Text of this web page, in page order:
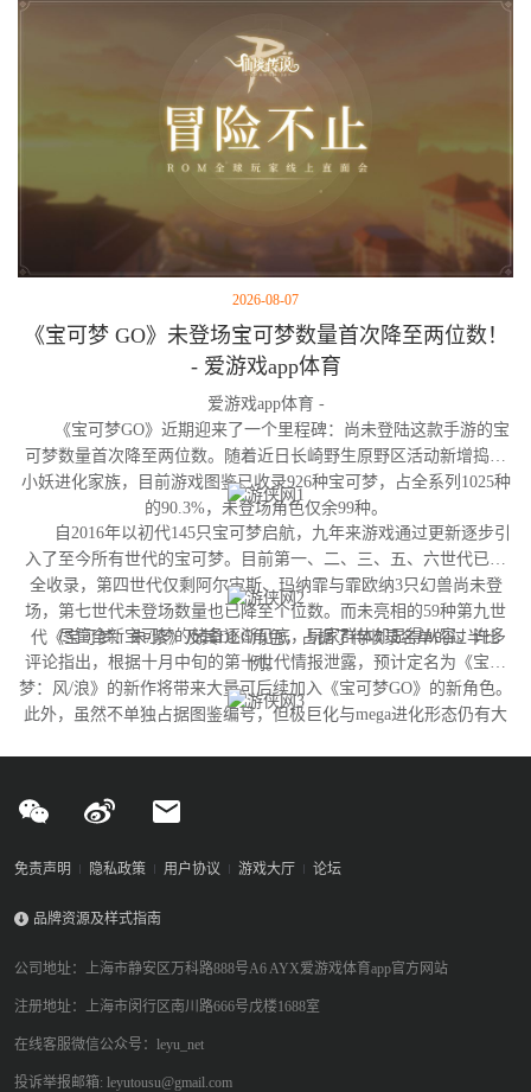
2026-08-07
《宝可梦 GO》未登场宝可梦数量首次降至两位数！
- 爱游戏app体育
爱游戏app体育 -
《宝可梦GO》近期迎来了一个里程碑：尚未登陆这款手游的宝
可梦数量首次降至两位数。随着近日长崎野生原野区活动新增捣蛋
小妖进化家族，目前游戏图鉴已收录926种宝可梦，占全系列1025种
的90.3%，未登场角色仅余99种。
自2016年以初代145只宝可梦启航，九年来游戏通过更新逐步引
入了至今所有世代的宝可梦。目前第一、二、三、五、六世代已完
全收录，第四世代仅剩阿尔宙斯、玛纳霏与霏欧纳3只幻兽尚未登
场，第七世代未登场数量也已降至个位数。而未亮相的59种第九世
代《宝可梦：朱/紫》及其DLC角色，占据了待收录名单的过半比
例。
尽管全新宝可梦的储备逐渐见底，玩家群体却显得从容。许多
评论指出，根据十月中旬的第十世代情报泄露，预计定名为《宝可
梦：风/浪》的新作将带来大量可后续加入《宝可梦GO》的新角色。
此外，虽然不单独占据图鉴编号，但极巨化与mega进化形态仍有大
免责声明 隐私政策 用户协议 游戏大厅 论坛
品牌资源及样式指南
公司地址：上海市静安区万科路888号A6 AYX爱游戏体育app官方网站
注册地址：上海市闵行区南川路666号戊楼1688室
在线客服微信公众号：leyu_net
投诉举报邮箱: leyutousu@gmail.com